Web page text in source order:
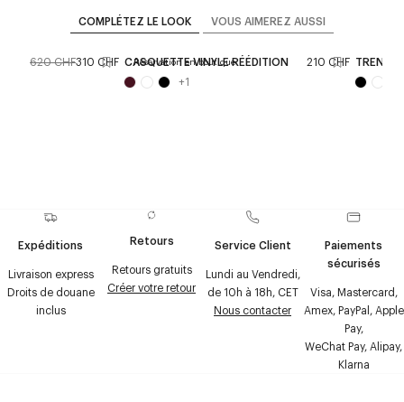
COMPLÉTEZ LE LOOK VOUS AIMEREZ AUSSI
620 CHF310 CHF Réservation en boutique
CASQUETTE VINYLE RÉÉDITION
210 CHF
+1
TRENCH
Expéditions
Livraison express
Droits de douane
inclus
Retours
Retours gratuits
Créer votre retour
Service Client
Lundi au Vendredi,
de 10h à 18h, CET
Nous contacter
Paiements
sécurisés
Visa, Mastercard,
Amex, PayPal, Apple
Pay,
WeChat Pay, Alipay,
Klarna